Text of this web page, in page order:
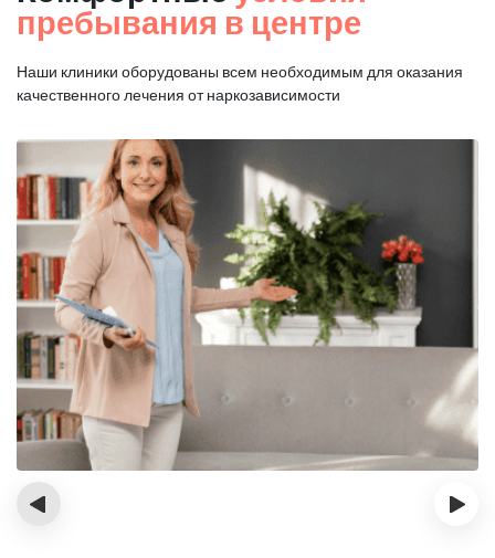
пребывания в центре
Наши клиники оборудованы всем необходимым для оказания
качественного лечения от наркозависимости
‹ ›